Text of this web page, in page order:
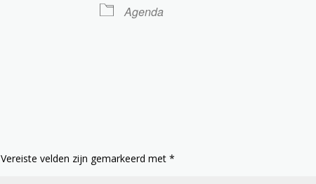
Agenda
Vereiste velden zijn gemarkeerd met*